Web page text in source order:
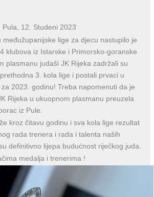
Pula, 12. Studeni 2023
međužupanijske lige za djecu nastupilo je
klubova iz Istarske i Primorsko-goranske
plasmanu judaši JK Rijeka zadržali su
3. kola lige i postali prvaci u
2023. godinu! Treba napomenuti da je
Rijeka u ukuopnom plasmanu preuzela
iz Pule.
kroz čitavu godinu i sva kola lige rezultat
rada trenera i rada i talenta naših
definitivno lijepa budućnost riječkog juda.
medalja i trenerima !